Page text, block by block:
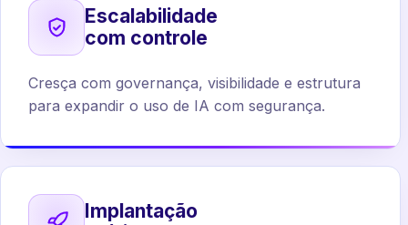
Escalabilidade
com controle
Cresça com governança, visibilidade e estrutura
para expandir o uso de IA com segurança.
Implantação